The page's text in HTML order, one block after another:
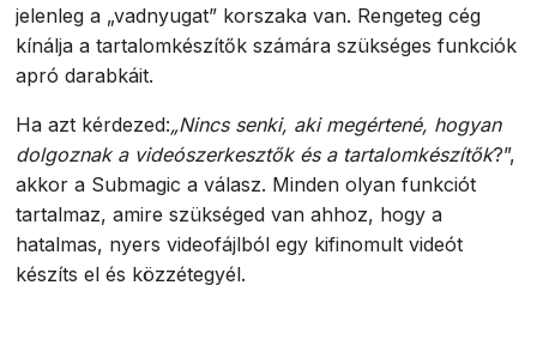
jelenleg a „vadnyugat” korszaka van. Rengeteg cég
kínálja a tartalomkészítők számára szükséges funkciók
apró darabkáit.
Ha azt kérdezed:„Nincs senki, aki megértené, hogyan
dolgoznak a videószerkesztők és a tartalomkészítők?”,
akkor a Submagic a válasz. Minden olyan funkciót
tartalmaz, amire szükséged van ahhoz, hogy a
hatalmas, nyers videofájlból egy kifinomult videót
készíts el és közzétegyél.